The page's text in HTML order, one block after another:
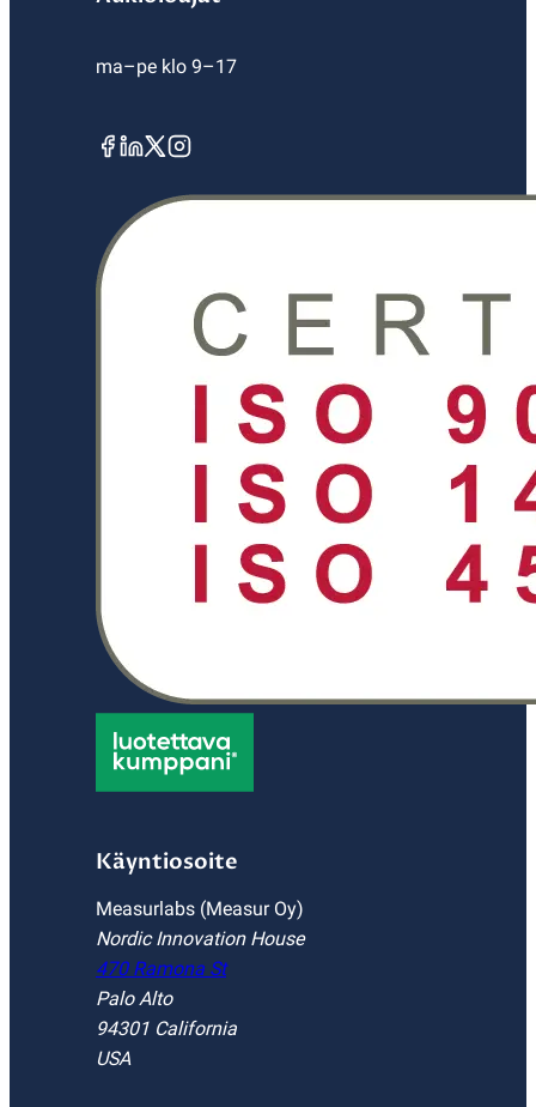
ma–pe klo 9–17
Käyntiosoite
Measurlabs (Measur Oy)
Nordic Innovation House
470 Ramona St
Palo Alto
94301 California
USA